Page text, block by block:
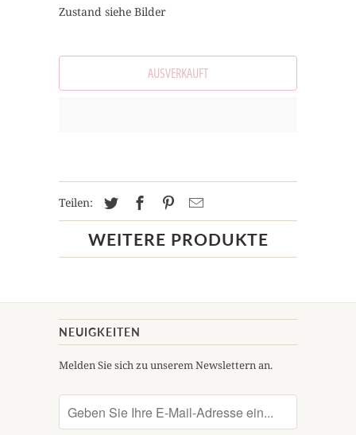
Zustand siehe Bilder
AUSVERKAUFT
Teilen:
WEITERE PRODUKTE
NEUIGKEITEN
Melden Sie sich zu unserem Newslettern an.